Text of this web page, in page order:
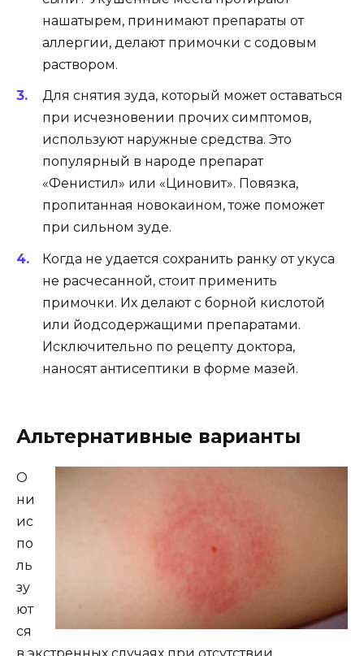
нашатырем, принимают препараты от
аллергии, делают примочки с содовым
раствором.
Для снятия зуда, который может оставаться
при исчезновении прочих симптомов,
используют наружные средства. Это
популярный в народе препарат
«Фенистил» или «Циновит». Повязка,
пропитанная новокаином, тоже поможет
при сильном зуде.
Когда не удается сохранить ранку от укуса
не расчесанной, стоит применить
примочки. Их делают с борной кислотой
или йодсодержащими препаратами.
Исключительно по рецепту доктора,
наносят антисептики в форме мазей.
Альтернативные варианты
О
ни
ис
по
ль
зу
ют
ся